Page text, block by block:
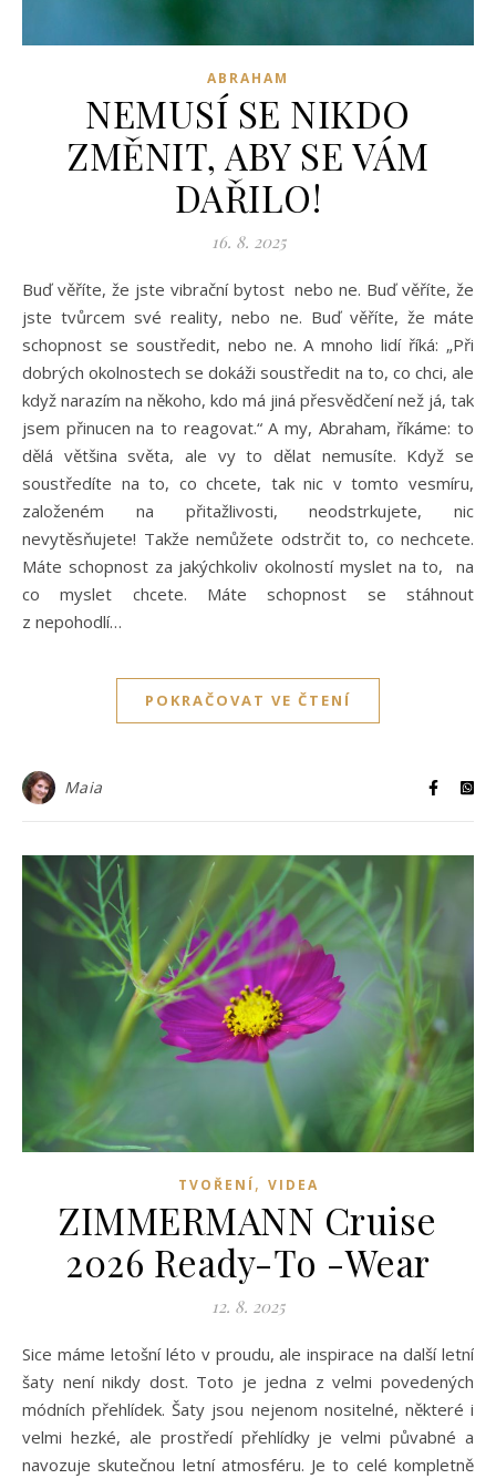
ABRAHAM
NEMUSÍ SE NIKDO
ZMĚNIT, ABY SE VÁM
DAŘILO!
16. 8. 2025
Buď věříte, že jste vibrační bytost nebo ne. Buď věříte, že
jste tvůrcem své reality, nebo ne. Buď věříte, že máte
schopnost se soustředit, nebo ne. A mnoho lidí říká: „Při
dobrých okolnostech se dokáži soustředit na to, co chci, ale
když narazím na někoho, kdo má jiná přesvědčení než já, tak
jsem přinucen na to reagovat.“ A my, Abraham, říkáme: to
dělá většina světa, ale vy to dělat nemusíte. Když se
soustředíte na to, co chcete, tak nic v tomto vesmíru,
založeném na přitažlivosti, neodstrkujete, nic
nevytěsňujete! Takže nemůžete odstrčit to, co nechcete.
Máte schopnost za jakýchkoliv okolností myslet na to, na
co myslet chcete. Máte schopnost se stáhnout
z nepohodlí…
POKRAČOVAT VE ČTENÍ
Maia
TVOŘENÍ , VIDEA
ZIMMERMANN Cruise
2026 Ready-To -Wear
12. 8. 2025
Sice máme letošní léto v proudu, ale inspirace na další letní
šaty není nikdy dost. Toto je jedna z velmi povedených
módních přehlídek. Šaty jsou nejenom nositelné, některé i
velmi hezké, ale prostředí přehlídky je velmi půvabné a
navozuje skutečnou letní atmosféru. Je to celé kompletně